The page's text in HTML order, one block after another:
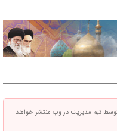
تیم مدیریت در وب منتشر خواهد